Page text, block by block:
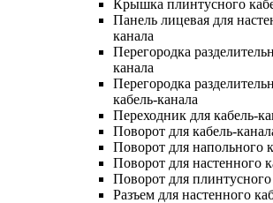
Крышка плинтусного
Панель лицевая для
канала
Перегородка
канала
Перегородка
кабель-канала
Переходник для кабель-
Поворот для кабель-
Поворот для напольного
Поворот для настенного
Поворот для плинтусного
Разъем для настенного